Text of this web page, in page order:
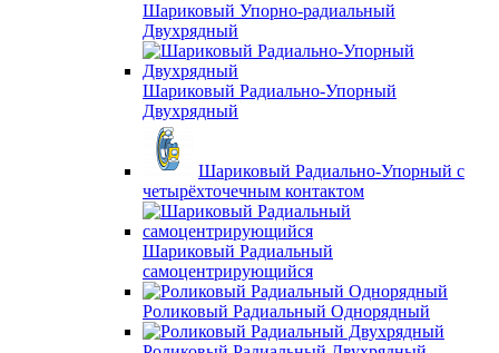
Шариковый Упорно-радиальный
Двухрядный
Шариковый Радиально-Упорный
Двухрядный
Шариковый Радиально-Упорный с
четырёхточечным контактом
Шариковый Радиальный
самоцентрирующийся
Роликовый Радиальный Однорядный